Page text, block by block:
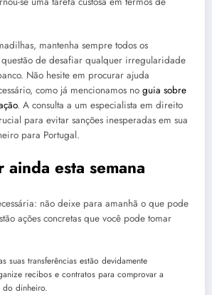
mantenha sempre todos os
questão de desafiar qualquer irregularidade
Não hesite em procurar ajuda
como já mencionamos no guia sobre
. A consulta a um especialista em direito
para evitar sanções inesperadas em sua
para Portugal.
esta semana
não deixe para amanhã o que pode
ações concretas que você pode tomar
suas transferências estão devidamente
recibos e contratos para comprovar a
dinheiro.